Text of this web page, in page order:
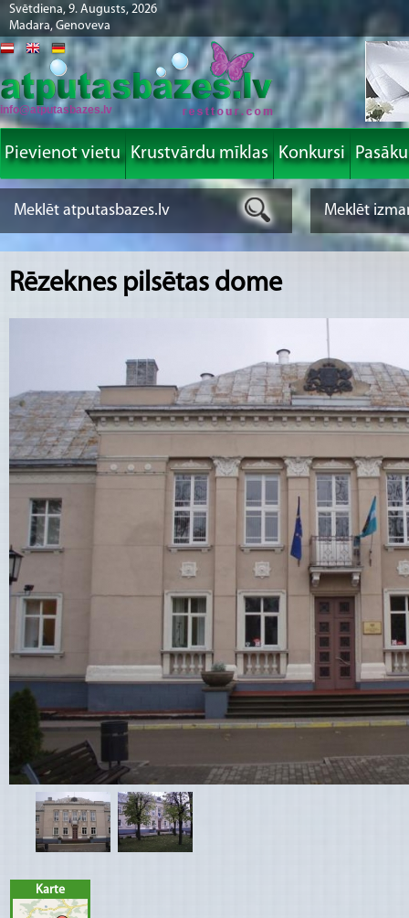
Svētdiena, 9. Augusts, 2026
Madara, Genoveva
info@atputasbazes.lv
Pievienot vietu Krustvārdu mīklas Konkursi
Rēzeknes pilsētas dome
Karte